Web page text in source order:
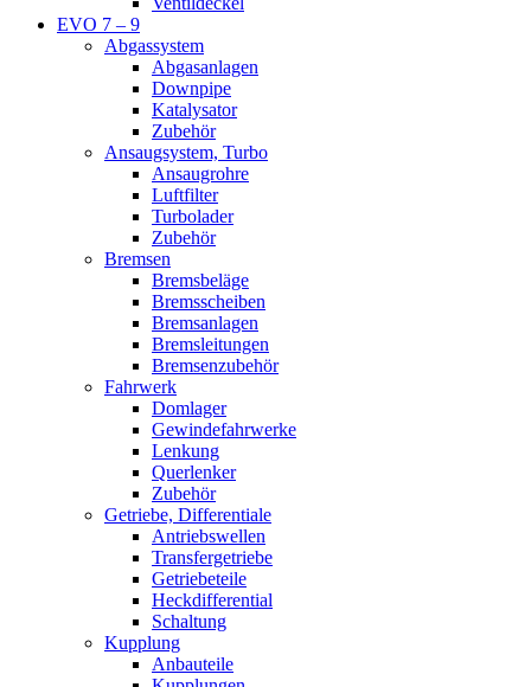
EVO 7 – 9
Abgassystem
Abgasanlagen
Downpipe
Katalysator
Zubehör
Ansaugsystem, Turbo
Ansaugrohre
Luftfilter
Turbolader
Zubehör
Bremsen
Bremsbeläge
Bremsscheiben
Bremsanlagen
Bremsleitungen
Bremsenzubehör
Fahrwerk
Domlager
Gewindefahrwerke
Lenkung
Querlenker
Zubehör
Getriebe, Differentiale
Antriebswellen
Transfergetriebe
Getriebeteile
Heckdifferential
Schaltung
Kupplung
Anbauteile